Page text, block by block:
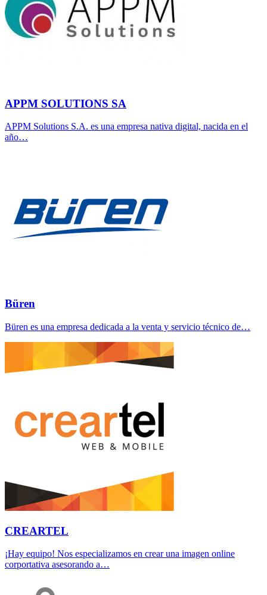
APPM SOLUTIONS SA
APPM Solutions S.A. es una empresa nativa digital, nacida en el
año…
Büren
Büren es una empresa dedicada a la venta y servicio técnico de…
CREARTEL
¡Hay equipo! Nos especializamos en crear una imagen online
corportativa asesorando a…